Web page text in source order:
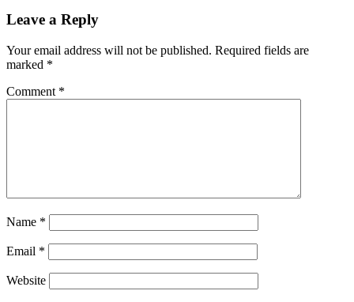
Leave a Reply
Your email address will not be published. Required fields are
marked *
Comment *
Name *
Email *
Website